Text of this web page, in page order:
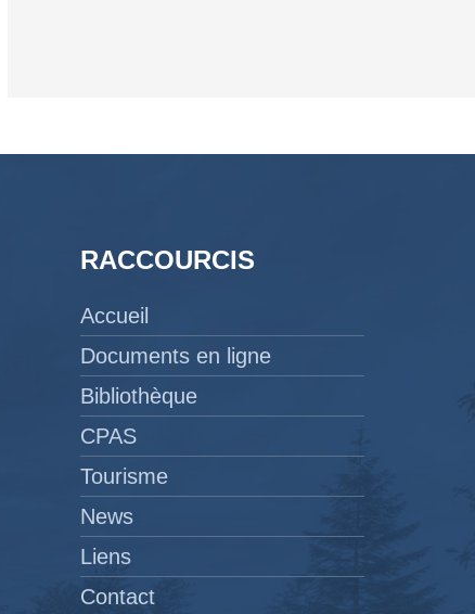
RACCOURCIS
Accueil
Documents en ligne
Bibliothèque
CPAS
Tourisme
News
Liens
Contact